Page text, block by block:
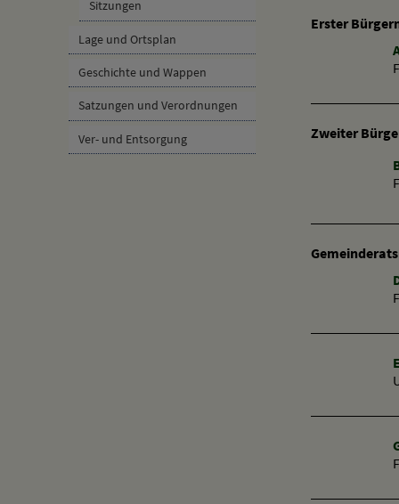
Sitzungen
Lage und Ortsplan
Geschichte und Wappen
Satzungen und Verordnungen
Ver- und Entsorgung
Erster
Zweiter